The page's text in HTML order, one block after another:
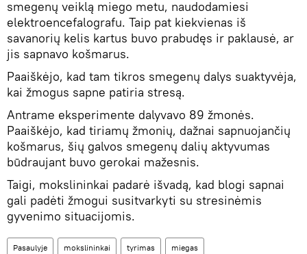
smegenų veiklą miego metu, naudodamiesi
elektroencefalografu. Taip pat kiekvienas iš
savanorių kelis kartus buvo prabudęs ir paklausė, ar
jis sapnavo košmarus.
Paaiškėjo, kad tam tikros smegenų dalys suaktyvėja,
kai žmogus sapne patiria stresą.
Antrame eksperimente dalyvavo 89 žmonės.
Paaiškėjo, kad tiriamų žmonių, dažnai sapnuojančių
košmarus, šių galvos smegenų dalių aktyvumas
būdraujant buvo gerokai mažesnis.
Taigi, mokslininkai padarė išvadą, kad blogi sapnai
gali padėti žmogui susitvarkyti su stresinėmis
gyvenimo situacijomis.
Pasaulyje mokslininkai tyrimas miegas